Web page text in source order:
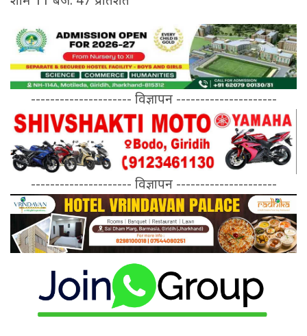
--------------------- विज्ञापन ---------------------
--------------------- विज्ञापन ---------------------